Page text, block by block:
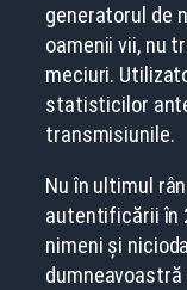
generatorul de
oamenii vii, nu
meciuri.
statisticilor
transmisiunile.
Nu în ultimul
autentificării în
nimeni și
dumneavoastră